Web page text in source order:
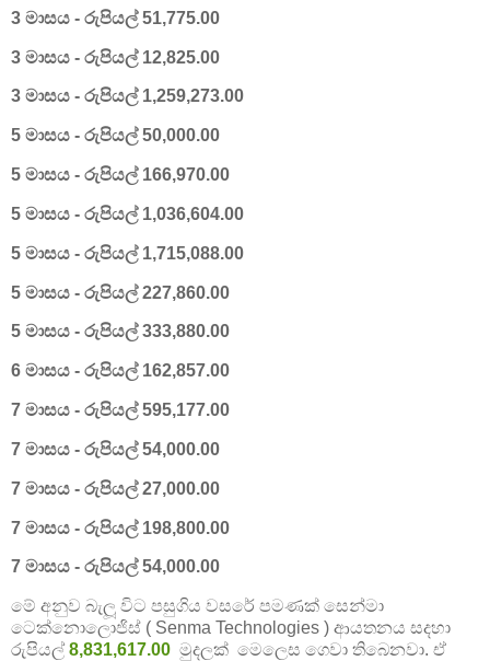
3 මාසය - රුපියල් 51,775.00
3 මාසය - රුපියල් 12,825.00
3 මාසය - රුපියල් 1,259,273.00
5 මාසය - රුපියල් 50,000.00
5 මාසය - රුපියල් 166,970.00
5 මාසය - රුපියල් 1,036,604.00
5 මාසය - රුපියල් 1,715,088.00
5 මාසය - රුපියල් 227,860.00
5 මාසය - රුපියල් 333,880.00
6 මාසය - රුපියල් 162,857.00
7 මාසය - රුපියල් 595,177.00
7 මාසය - රුපියල් 54,000.00
7 මාසය - රුපියල් 27,000.00
7 මාසය - රුපියල් 198,800.00
7 මාසය - රුපියල් 54,000.00
මේ අනුව බැලූ විට පසුගිය වසරේ පමණක් සෙන්මා
ටෙක්නොලොජිස් ( Senma Technologies ) ආයතනය සදහා
රුපියල් 8,831,617.00 මුදලක් මෙලෙස ගෙවා තිබෙනවා. ඒ